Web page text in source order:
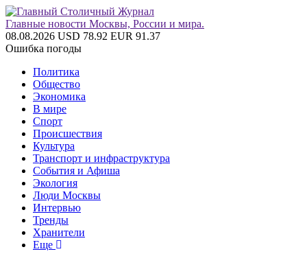
Главные новости Москвы, России и мира.
08.08.2026 USD 78.92 EUR 91.37
Ошибка погоды
Политика
Общество
Экономика
В мире
Спорт
Происшествия
Культура
Транспорт и инфраструктура
События и Афиша
Экология
Люди Москвы
Интервью
Тренды
Хранители
Еще